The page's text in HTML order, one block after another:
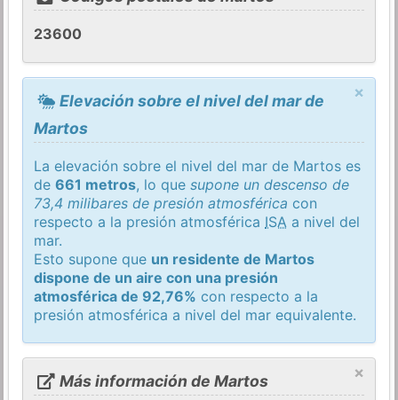
23600
×
Elevación sobre el nivel del mar de
Martos
La elevación sobre el nivel del mar de Martos es
de661 metros, lo quesupone un descenso de
73,4 milibares de presión atmosférica con
respecto a la presión atmosférica ISA a nivel del
mar.
Esto supone que un residente de Martos
dispone de un aire con una presión
atmosférica de 92,76% con respecto a la
presión atmosférica a nivel del mar equivalente.
×
Más información de Martos